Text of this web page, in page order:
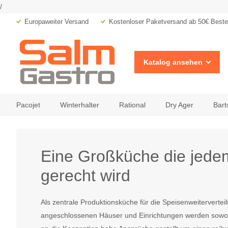
/
Europaweiter Versand Kostenloser Paketversand ab 50€
Katalog ansehen
Pacojet Winterhalter Rational Dry Ager
Eine Großküche die
gerecht wird
Als zentrale Produktionsküche für die
angeschlossenen Häuser und Einrichtungen werden